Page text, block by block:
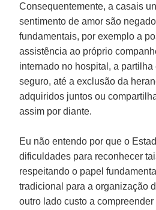
Consequentemente, a casais
sentimento de amor são
fundamentais, por exemplo a
assistência ao próprio
internado no hospital, a partilha
seguro, até a exclusão da
adquiridos juntos ou
assim por diante.
Eu não entendo por que o
dificuldades para reconhecer
respeitando o papel
tradicional para a organização
outro lado custo a